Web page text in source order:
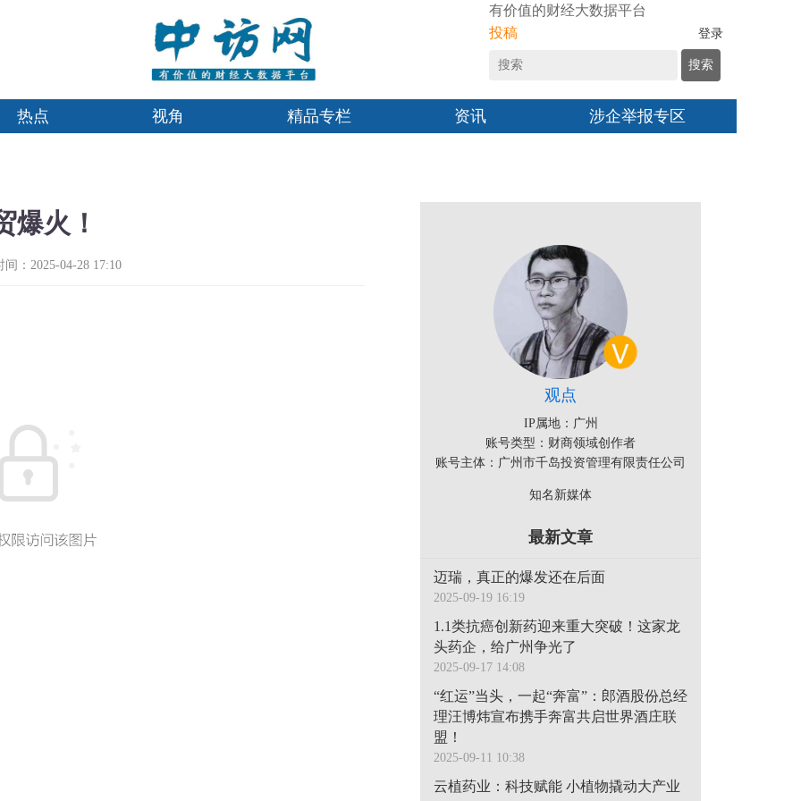
有价值的财经大数据平台
投稿
登录
搜索
热点 视角 精品专栏 资讯 涉企举报专区
爆火！
间：2025-04-28 17:10
观点
IP属地：广州
账号类型：财商领域创作者
账号主体：广州市千岛投资管理有限责任公司
知名新媒体
最新文章
迈瑞，真正的爆发还在后面
2025-09-19 16:19
1.1类抗癌创新药迎来重大突破！这家龙
头药企，给广州争光了
2025-09-17 14:08
“红运”当头，一起“奔富”：郎酒股份总经
理汪博炜宣布携手奔富共启世界酒庄联
盟！
2025-09-11 10:38
云植药业：科技赋能 小植物撬动大产业